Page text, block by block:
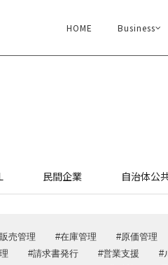
HOME Business
企業情報
アクセス
民間企業 自治体公
売管理 在庫管理 原価管理
請求書発行 営業支援